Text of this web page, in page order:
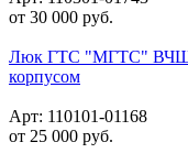
от 30 000 руб.
Люк ГТС "МГТС" ВЧШГ
корпусом
Арт: 110101-01168
от 25 000 руб.